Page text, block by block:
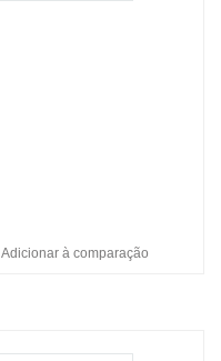
Adicionar à comparação